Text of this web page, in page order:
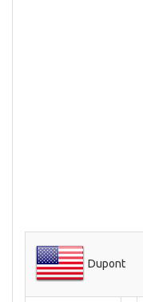
Dupont